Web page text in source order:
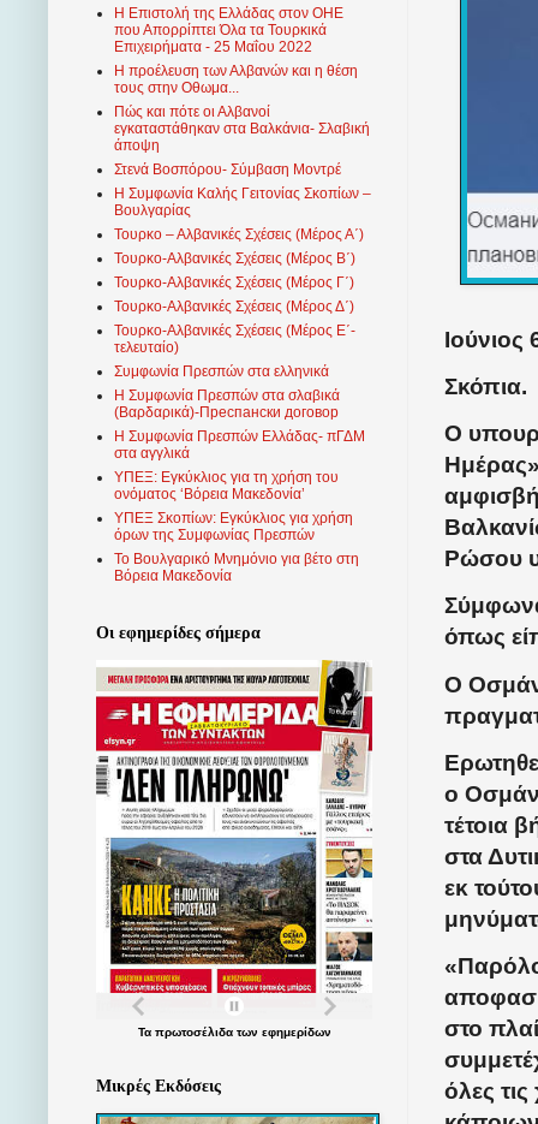
Σκόπια.
Ο
Ρώσου
όπως
Ο
ο
τέτοια
στα
εκ
στο
όλες
Η Επιστολή της Ελλάδας στον ΟΗΕ
που Απορρίπτει Όλα τα Τουρκικά
Επιχειρήματα - 25 Μαΐου 2022
Η προέλευση των Αλβανών και η θέση
τους στην Οθωμα...
Πώς και πότε οι Αλβανοί
εγκαταστάθηκαν στα Βαλκάνια- Σλαβική
άποψη
Στενά Βοσπόρου- Σύμβαση Μοντρέ
Η Συμφωνία Καλής Γειτονίας Σκοπίων –
Βουλγαρίας
Τουρκο – Αλβανικές Σχέσεις (Mέρος Α΄)
Τουρκο-Αλβανικές Σχέσεις (Μέρος Β΄)
Τουρκο-Αλβανικές Σχέσεις (Μέρος Γ΄)
Τουρκο-Αλβανικές Σχέσεις (Μέρος Δ΄)
Τουρκο-Αλβανικές Σχέσεις (Μέρος Ε΄-
τελευταίο)
Συμφωνία Πρεσπών στα ελληνικά
Η Συμφωνία Πρεσπών στα σλαβικά
(Βαρδαρικά)-Преспански договор
Η Συμφωνία Πρεσπών Ελλάδας- πΓΔΜ
στα αγγλικά
ΥΠΕΞ: Εγκύκλιος για τη χρήση του
ονόματος ‘Βόρεια Μακεδονία’
ΥΠΕΞ Σκοπίων: Εγκύκλιος για χρήση
όρων της Συμφωνίας Πρεσπών
Το Βουλγαρικό Μνημόνιο για βέτο στη
Βόρεια Μακεδονία
Οι εφημερίδες σήμερα
Τα πρωτοσέλιδατων εφημερίδων
Μικρές Εκδόσεις